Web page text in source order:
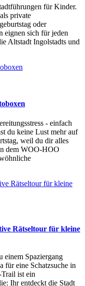
für Kinder.
private
oder
eignen sich für jeden
Altstadt Ingolstadts und
- einfach
du keine Lust mehr auf
weil du dir alles
dem WOO-HOO
Rätseltour für kleine
einem Spaziergang
für eine Schatzsuche in
ist ein
Ihr entdeckt die Stadt